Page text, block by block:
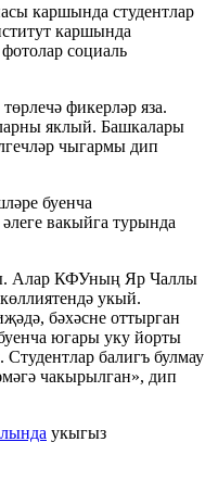
каршында студентлар
каршында
социаль
фикерләр яза.
яклый. Башкалары
чыгармы дип
буенча
вакыйга турында
Алар КФУның Яр Чаллы
көллиятендә укый.
бәхәсне оттырган
югары уку йорты
Студентлар балигъ булмау
чакырылган», дип
укыгыз